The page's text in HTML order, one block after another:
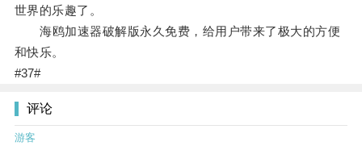
世界的乐趣了。
海鸥加速器破解版永久免费，给用户带来了极大的方便
和快乐。
#37#
评论
游客